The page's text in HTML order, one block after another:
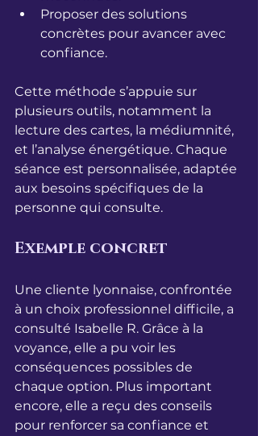
Proposer des solutions
concrètes pour avancer avec
confiance.
Cette méthode s’appuie sur
plusieurs outils, notamment la
lecture des cartes, la médiumnité,
et l’analyse énergétique. Chaque
séance est personnalisée, adaptée
aux besoins spécifiques de la
personne qui consulte.
Exemple concret
Une cliente lyonnaise, confrontée
à un choix professionnel difficile, a
consulté Isabelle R. Grâce à la
voyance, elle a pu voir les
conséquences possibles de
chaque option. Plus important
encore, elle a reçu des conseils
pour renforcer sa confiance et